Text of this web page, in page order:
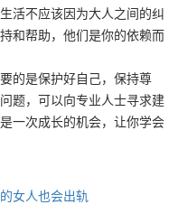
活不应该因为大人之间的纠
和帮助，他们是你的依赖而
的是保护好自己，保持尊
题，可以向专业人士寻求建
一次成长的机会，让你学会
女人也会出轨